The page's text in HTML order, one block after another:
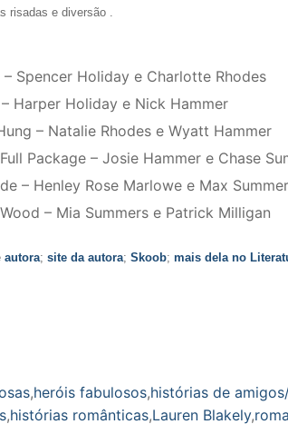
risadas e diversão .
– Spencer Holiday e Charlotte Rhodes
Harper Holiday e Nick Hammer
– Natalie Rhodes e Wyatt Hammer
Package – Josie Hammer e Chase
– Henley Rose Marlowe e Max
– Mia Summers e Patrick Milligan
autora; site da autora; Skoob; mais dela no
,heróis fabulosos,histórias de
,histórias românticas,Lauren Blakely,